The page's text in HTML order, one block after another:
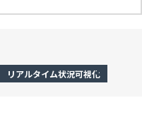
リアルタイム状況可視化